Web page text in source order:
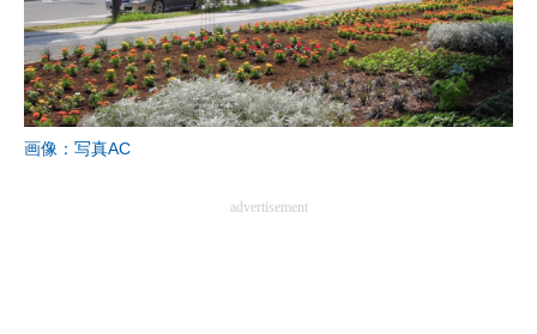
企業ITのトレンドを詳説
経営リーダーのコミュニティ
マーケ×ITの今がよく分かる
画像：写真AC
advertisement